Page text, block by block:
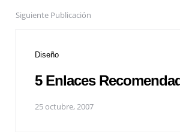
Siguiente Publicación
Diseño
5 Enlaces
25 octubre, 2007